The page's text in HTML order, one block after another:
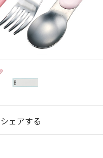
シェアする